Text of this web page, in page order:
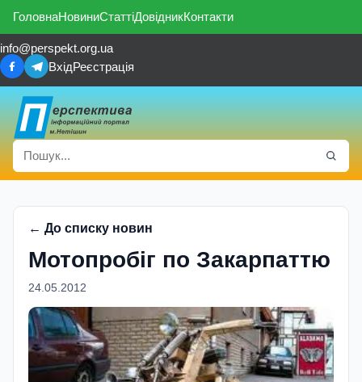
ГоловнаНовиниСтаттіДовідникКонтакти
info@perspekt.org.ua
ВхідРеєстрація
← До списку новин
Мотопробіг по Закарпаттю
24.05.2012